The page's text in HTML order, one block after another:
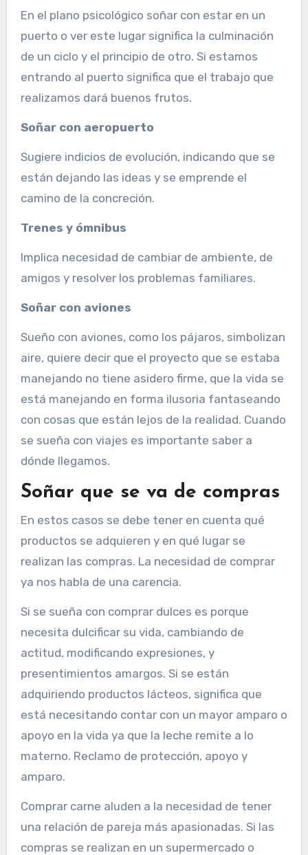
En el plano psicológico soñar con estar en un
puerto o ver este lugar significa la culminación
de un ciclo y el principio de otro. Si estamos
entrando al puerto significa que el trabajo que
realizamos dará buenos frutos.
Soñar con aeropuerto
Sugiere indicios de evolución, indicando que se
están dejando las ideas y se emprende el
camino de la concreción.
Trenes y ómnibus
Implica necesidad de cambiar de ambiente, de
amigos y resolver los problemas familiares.
Soñar con aviones
Sueño con aviones, como los pájaros, simbolizan
aire, quiere decir que el proyecto que se estaba
manejando no tiene asidero firme, que la vida se
está manejando en forma ilusoria fantaseando
con cosas que están lejos de la realidad. Cuando
se sueña con viajes es importante saber a
dónde llegamos.
Soñar que se va de compras
En estos casos se debe tener en cuenta qué
productos se adquieren y en qué lugar se
realizan las compras. La necesidad de comprar
ya nos habla de una carencia.
Si se sueña con comprar dulces es porque
necesita dulcificar su vida, cambiando de
actitud, modificando expresiones, y
presentimientos amargos. Si se están
adquiriendo productos lácteos, significa que
está necesitando contar con un mayor amparo o
apoyo en la vida ya que la leche remite a lo
materno. Reclamo de protección, apoyo y
amparo.
Comprar carne aluden a la necesidad de tener
una relación de pareja más apasionadas. Si las
compras se realizan en un supermercado o